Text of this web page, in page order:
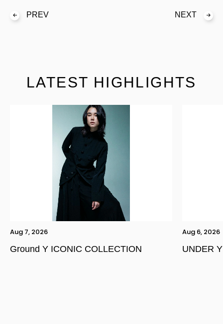
PREV NEXT
LATEST HIGHLIGHTS
Aug 7, 2026
Ground Y ICONIC COLLECTION
Aug 6, 2026
UNDER